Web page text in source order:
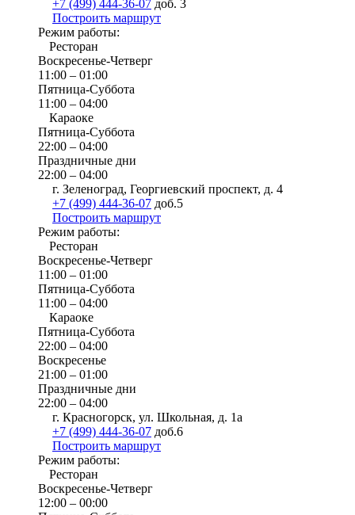
+7 (499) 444-36-07 доб. 3
Построить маршрут
Режим работы:
Ресторан
Воскресенье-Четверг
11:00 – 01:00
Пятница-Суббота
11:00 – 04:00
Караоке
Пятница-Суббота
22:00 – 04:00
Праздничные дни
22:00 – 04:00
г. Зеленоград, Георгиевский проспект, д. 4
+7 (499) 444-36-07 доб.5
Построить маршрут
Режим работы:
Ресторан
Воскресенье-Четверг
11:00 – 01:00
Пятница-Суббота
11:00 – 04:00
Караоке
Пятница-Суббота
22:00 – 04:00
Воскресенье
21:00 – 01:00
Праздничные дни
22:00 – 04:00
г. Красногорск, ул. Школьная, д. 1а
+7 (499) 444-36-07 доб.6
Построить маршрут
Режим работы:
Ресторан
Воскресенье-Четверг
12:00 – 00:00